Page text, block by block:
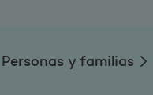
Personas y familias